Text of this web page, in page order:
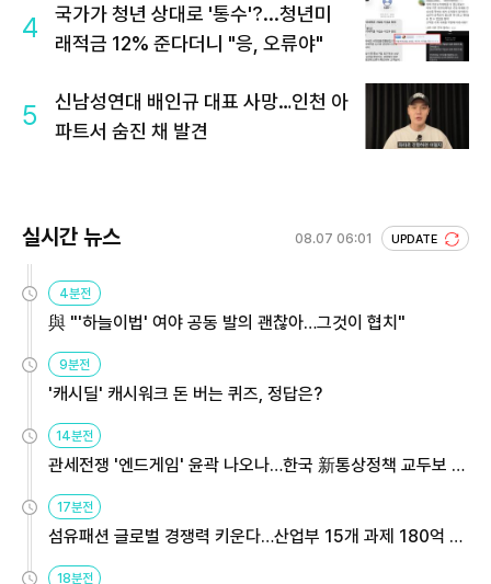
4
국가가 청년 상대로 '통수'?...청년미
래적금 12% 준다더니 "응, 오류야"
5
신남성연대 배인규 대표 사망…인천 아
파트서 숨진 채 발견
실시간 뉴스 08.07 06:01 UPDATE
4분전
與 "'하늘이법' 여야 공동 발의 괜찮아…그것이 협치"
9분전
'캐시딜' 캐시워크 돈 버는 퀴즈, 정답은?
14분전
관세전쟁 '엔드게임' 윤곽 나오나…한국 新통상정책 교두보 활
17분전
섬유패션 글로벌 경쟁력 키운다…산업부 15개 과제 180억 지
18분전